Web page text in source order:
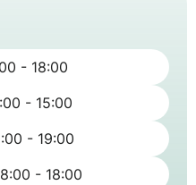
- 18:00
- 15:00
- 19:00
- 18:00